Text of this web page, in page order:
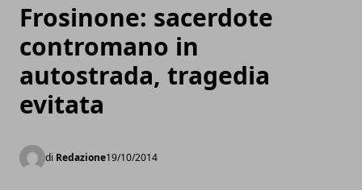
Frosinone: sacerdote
contromano in
autostrada, tragedia
evitata
di Redazione19/10/2014